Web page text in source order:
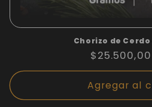
Chorizo de
Precio
habitual
$25.500,00
Agregar al